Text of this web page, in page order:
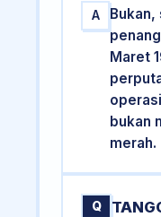
A
Maret
bukan
merah.
Q